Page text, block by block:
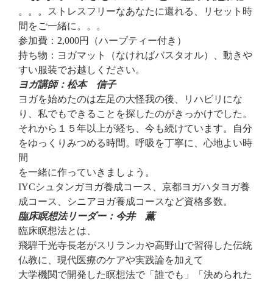
。。。ストレスフリーなあなたに還れる、リセット時
間をご一緒に。。。
参加費：2,000円（ハーブティー付き）
持ち物：ヨガマット（なければバスタオル）、動きや
すい服装でお越しください。
ヨガ講師：松本 信子
ヨガを始めたのは左足の大怪我の後、リハビリにな
り、私でもできることを探したのがきっかけでした。
それから１５年以上が経ち、今も続けています。自分
をゆっくりみつめる時間。呼吸を丁寧に、心地よい時
間
を一緒に作っていきましょう。
IYCシュタンガヨガ養成コース、京都ヨガハタヨガ養
成コース、シニアヨガ養成コースなど資格多数。
臨床瞑想法リーダー：今井 薫
臨床瞑想法とは、
飛騨千光寺長老がスリランカや高野山で習得した伝統
仏教に、現代医療のケアや実践論を加えて
大学機関で開発した瞑想法で「誰でも」「決められた